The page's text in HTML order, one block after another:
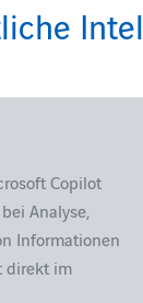
Copilot
Analyse,
Informationen
direkt im